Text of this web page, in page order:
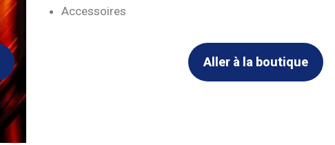
Accessoires
Aller à la boutique